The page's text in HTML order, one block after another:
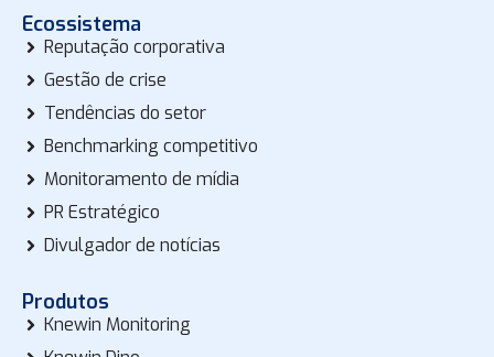
Ecossistema
Reputação corporativa
Gestão de crise
Tendências do setor
Benchmarking competitivo
Monitoramento de mídia
PR Estratégico
Divulgador de notícias
Produtos
Knewin Monitoring